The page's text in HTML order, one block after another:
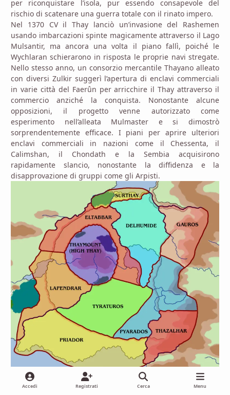
per riconquistare l’isola, pur essendo consapevole del
rischio di scatenare una guerra totale con il rinato impero.
Nel 1370 CV il Thay lanciò un’invasione del Rashemen
usando imbarcazioni spinte magicamente attraverso il Lago
Mulsantir, ma ancora una volta il piano fallì, poiché le
Wychlaran schierarono in risposta le proprie navi stregate.
Nello stesso anno, un consorzio mercantile Thayano alleato
con diversi Zulkir suggerì l’apertura di enclavi commerciali
in varie città del Faerûn per arricchire il Thay attraverso il
commercio anziché la conquista. Nonostante alcune
opposizioni, il progetto venne autorizzato come
esperimento nell’alleata Mulmaster e si dimostrò
sorprendentemente efficace. I piani per aprire ulteriori
enclavi commerciali in nazioni come il Chessenta, il
Calimshan, il Chondath e la Sembia acquisirono
rapidamente slancio, nonostante la diffidenza e la
disapprovazione di gruppi come gli Arpisti.
Accedi Registrati Cerca Menu